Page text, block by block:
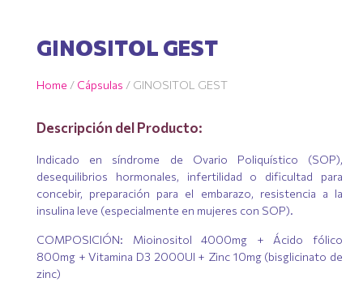
GINOSITOL GEST
Home / Cápsulas / GINOSITOL GEST
Descripción del Producto:
Indicado en síndrome de Ovario Poliquístico (SOP),
desequilibrios hormonales, infertilidad o dificultad para
concebir, preparación para el embarazo, resistencia a la
insulina leve (especialmente en mujeres con SOP).
COMPOSICIÓN: Mioinositol 4000mg + Ácido fólico
800mg + Vitamina D3 2000UI + Zinc 10mg (bisglicinato de
zinc)